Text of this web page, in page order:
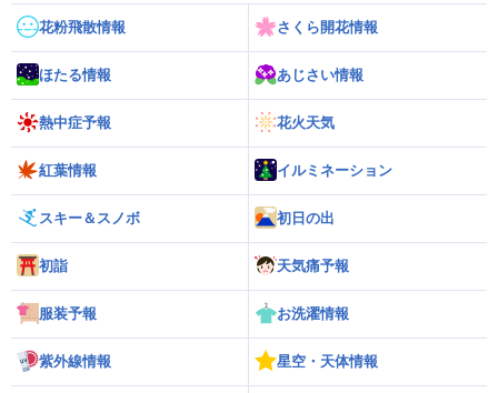
花粉飛散情報 さくら開花情報
ほたる情報 あじさい情報
熱中症予報 花火天気
紅葉情報 イルミネーション
スキー＆スノボ 初日の出
初詣 天気痛予報
服装予報 お洗濯情報
紫外線情報 星空・天体情報